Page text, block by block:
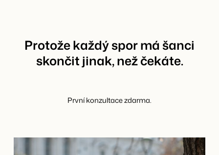
Protože každý spor má šanci
skončit jinak, než čekáte.
První konzultace zdarma.